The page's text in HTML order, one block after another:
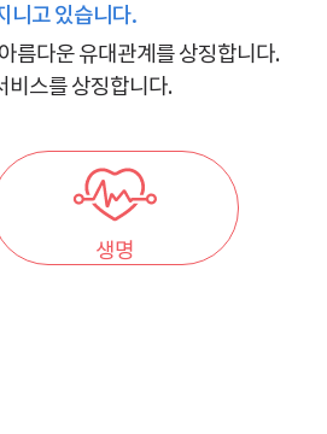
니고 있습니다.
름다운 유대관계를 상징합니다.
비스를 상징합니다.
생명